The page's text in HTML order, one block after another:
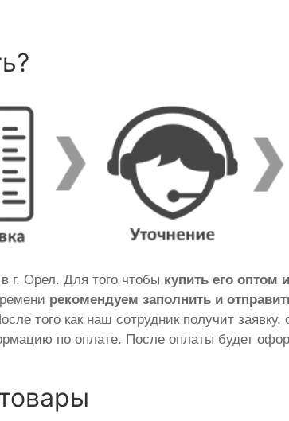
г. Орел. Для того чтобы купить его оптом
рекомендуем заполнить и
того как наш сотрудник получит
по оплате. После оплаты будет